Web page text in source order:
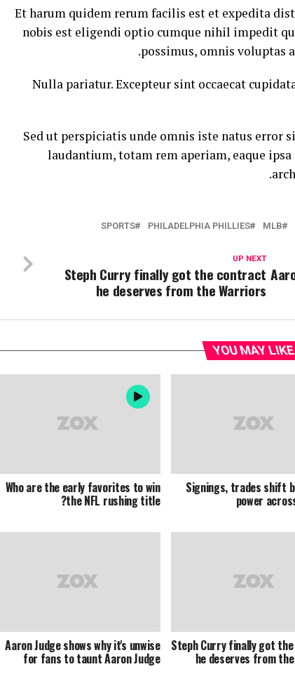
Et harum quidem rerum facilis est et expedita
nobis est eligendi optio cumque nihil impedit
possimus, omnis voluptas
Nulla pariatur. Excepteur sint occaecat
Sed ut perspiciatis unde omnis iste natus error
laudantium, totam rem aperiam, eaque
MLB
PHILADELPHIA PHILLIES
SPORTS
UP NEXT
Steph Curry finally got the contract
he deserves from the Warriors
YOU MAY LIKE
Signings, trades shift
power
Who are the early favorites to win
the NFL rushing title?
Steph Curry finally got
he deserves from
Aaron Judge shows why it's unwise
for fans to taunt Aaron Judge